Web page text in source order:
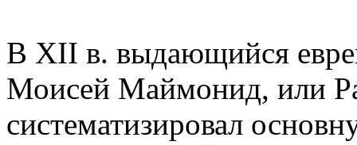
В XII в. выдающийся
Моисей Маймонид, или
систематизировал